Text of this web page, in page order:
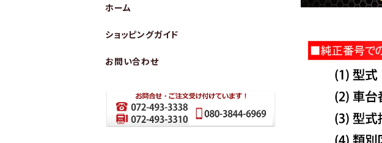
ホーム
ショッピングガイド
お問い合わせ